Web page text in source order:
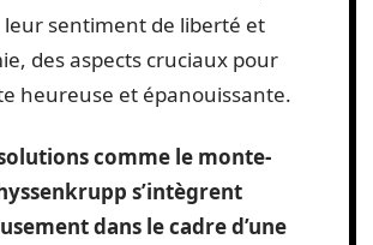
leur sentiment de liberté et
des aspects cruciaux pour
heureuse et épanouissante.
comme le monte-
s’intègrent
dans le cadre d’une